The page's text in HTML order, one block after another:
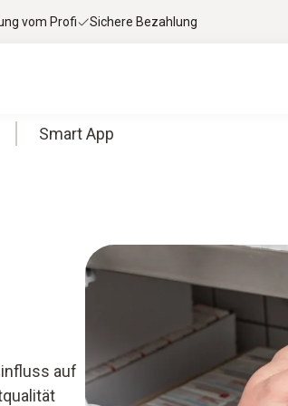
vom Profi Sichere Bezahlung
Smart App
auf